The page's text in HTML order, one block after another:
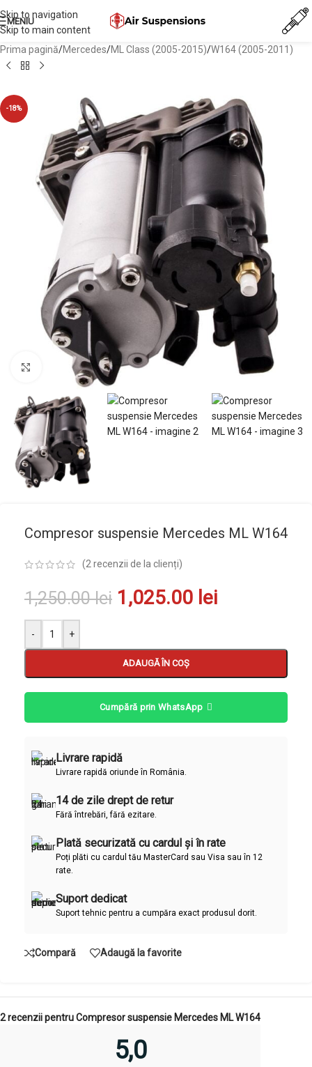
Skip to navigation
Skip to main content
MENIU
Prima pagină/Mercedes/ML Class (2005-2015)/W164 (2005-2011)
-18%
Mărește imaginea
Compresor suspensie Mercedes ML W164
(2recenzii de la clienți)
1,250.00lei 1,025.00 lei
- +
ADAUGĂ ÎN COȘ
Cumpără prin WhatsApp
Livrare rapidă
Livrare rapidă oriunde în România.
14 de zile drept de retur
Fără întrebări, fără ezitare.
Plată securizată cu cardul și în rate
Poți plăti cu cardul tău MasterCard sau Visa sau în 12
rate.
Suport dedicat
Suport tehnic pentru a cumpăra exact produsul dorit.
Compară Adaugă la favorite
2 recenzii pentruCompresor suspensie Mercedes ML W164
5,0